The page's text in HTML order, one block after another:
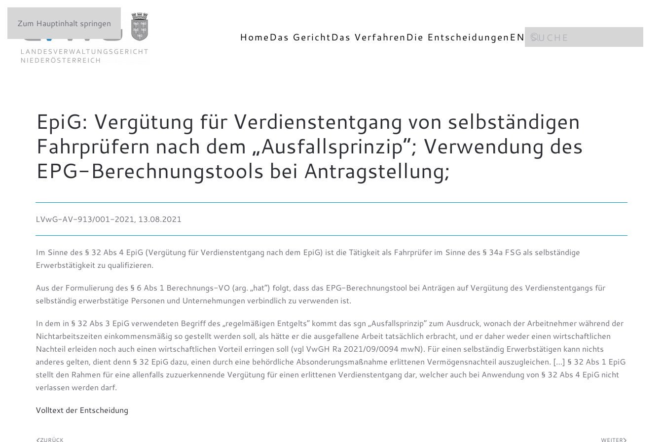
Zum Hauptinhalt springen
HomeDas GerichtDas VerfahrenDie EntscheidungenEN
EpiG: Vergütung für Verdienstentgang von selbständigen
Fahrprüfern nach dem „Ausfallsprinzip“; Verwendung des
EPG-Berechnungstools bei Antragstellung;
LVwG-AV-913/001-2021, 13.08.2021
Im Sinne des § 32 Abs 4 EpiG (Vergütung für Verdienstentgang nach dem EpiG) ist die Tätigkeit als Fahrprüfer im Sinne des § 34a FSG als selbständige
Erwerbstätigkeit zu qualifizieren.
Aus der Formulierung des § 6 Abs 1 Berechnungs-VO (arg. „hat“) folgt, dass das EPG-Berechnungstool bei Anträgen auf Vergütung des Verdienstentgangs für
selbständig erwerbstätige Personen und Unternehmungen verbindlich zu verwenden ist.
In dem in § 32 Abs 3 EpiG verwendeten Begriff des „regelmäßigen Entgelts“ kommt das sgn „Ausfallsprinzip“ zum Ausdruck, wonach der Arbeitnehmer während der
Nichtarbeitszeiten einkommensmäßig so gestellt werden soll, als hätte er die ausgefallene Arbeit tatsächlich erbracht, und er daher weder einen wirtschaftlichen
Nachteil erleiden noch auch einen wirtschaftlichen Vorteil erringen soll (vgl VwGH Ra 2021/09/0094 mwN). Für einen selbständig Erwerbstätigen kann nichts
anderes gelten, dient denn § 32 EpiG dazu, einen durch eine behördliche Absonderungsmaßnahme erlittenen Vermögensnachteil auszugleichen. […] § 32 Abs 1 EpiG
stellt den Rahmen für eine allenfalls zuzuerkennende Vergütung für einen erlittenen Verdienstentgang dar, welcher auch bei Anwendung von § 32 Abs 4 EpiG nicht
verlassen werden darf.
Volltext der Entscheidung
ZURÜCK WEITER